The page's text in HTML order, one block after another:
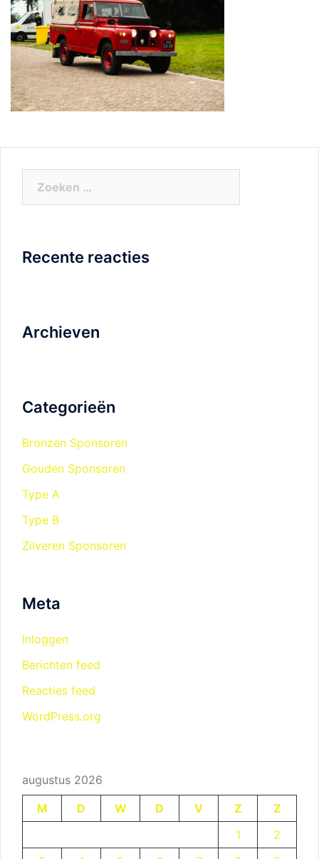
Recente reacties
Archieven
Categorieën
Bronzen Sponsoren
Gouden Sponsoren
Type A
Type B
Zilveren Sponsoren
Meta
Inloggen
Berichten feed
Reacties feed
WordPress.org
augustus 2026
M
D W D V Z
Z
1
2